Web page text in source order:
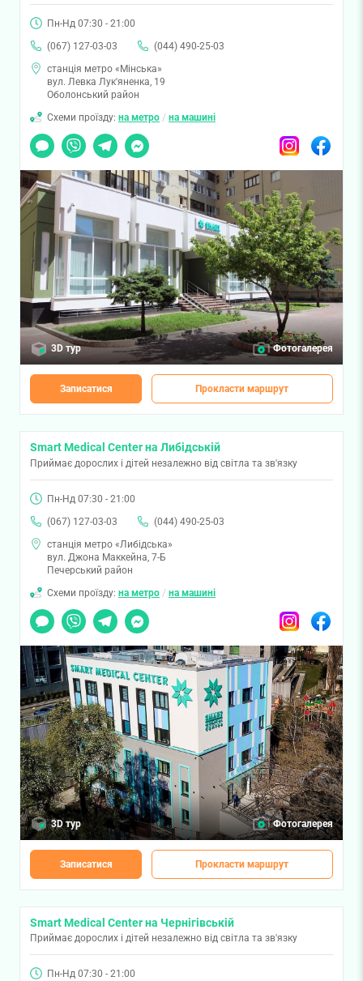
Пн-Нд 07:30 - 21:00
(067) 127-03-03
(044) 490-25-03
станція метро «Мінська»
вул. Левка Лук'яненка, 19
Оболонський район
Схеми проїзду: на метро / на машині
Чат
Viber TelegramMessenger InstagramFacebook
3D тур Фотогалерея
Записатися Прокласти маршрут
Smart Medical Center на Либідській
Приймає дорослих і дітей незалежно від світла та зв'язку
Пн-Нд 07:30 - 21:00
(067) 127-03-03
(044) 490-25-03
станція метро «Либідська»
вул. Джона Маккейна, 7-Б
Печерський район
Схеми проїзду: на метро / на машині
Чат
Viber TelegramMessenger InstagramFacebook
3D тур Фотогалерея
Записатися Прокласти маршрут
Smart Medical Center на Чернігівській
Приймає дорослих і дітей незалежно від світла та зв'язку
Пн-Нд 07:30 - 21:00